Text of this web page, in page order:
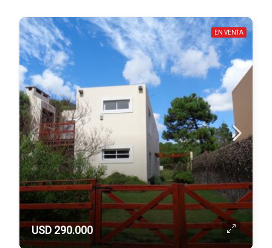
EN VENTA
USD 290.000